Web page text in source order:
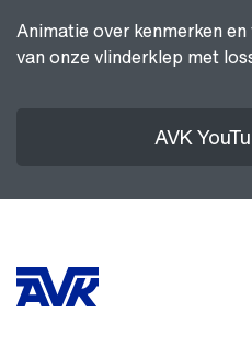
Animatie over kenmerken
van onze vlinderklep met
AVK